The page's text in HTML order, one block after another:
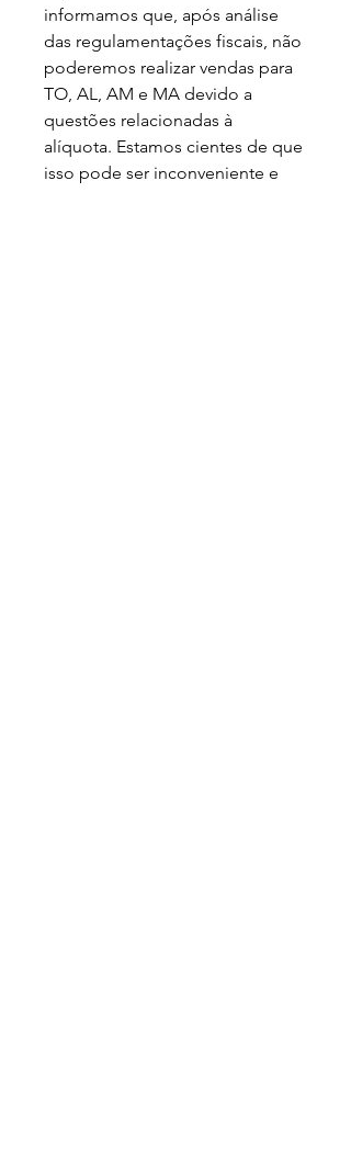
informamos que, após análise
das regulamentações fiscais, não
poderemos realizar vendas para
TO, AL, AM e MA devido a
questões relacionadas à
alíquota. Estamos cientes de que
isso pode ser inconveniente e